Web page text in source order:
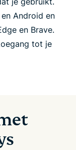
Android en
en Brave.
tot je